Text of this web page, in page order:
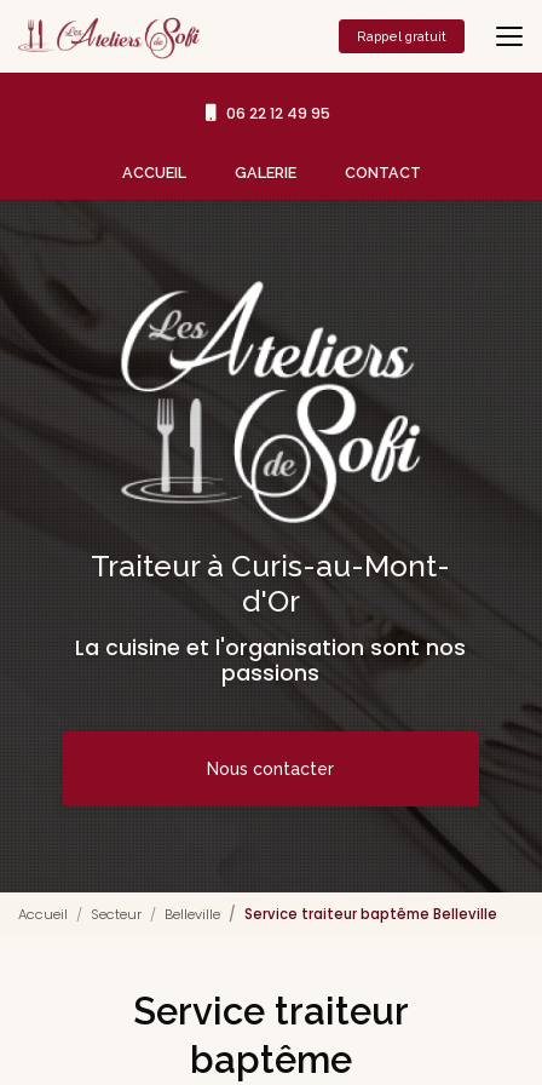
contenu
principal
06 22 12 49 95
ACCUEIL GALERIE CONTACT
Rappel gratuit
Traiteur à Curis-au-Mont-
d'Or
La cuisine et l'organisation sont nos
passions
Nous contacter
Accueil Secteur Belleville Service traiteur baptême Belleville
Service traiteur
baptême